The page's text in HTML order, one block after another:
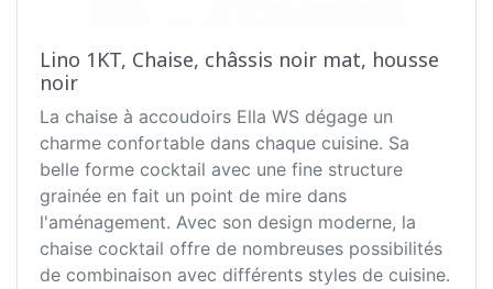
Lino 1KT, Chaise, châssis noir mat, housse
noir
La chaise à accoudoirs Ella WS dégage un
charme confortable dans chaque cuisine. Sa
belle forme cocktail avec une fine structure
grainée en fait un point de mire dans
l'aménagement. Avec son design moderne, la
chaise cocktail offre de nombreuses possibilités
de combinaison avec différents styles de cuisine.